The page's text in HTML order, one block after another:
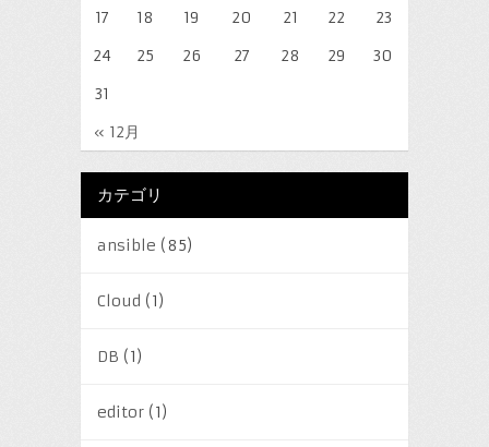
« 12月
17
18 19 20 21 22
23
24
25 26 27 28 29
30
31
カテゴリ
ansible (85)
Cloud (1)
DB (1)
editor(1)